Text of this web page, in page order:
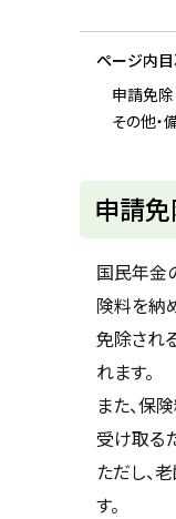
k
a
ページ内
申請免除
その他・
申請
国民年金
険料を納
免除され
れます。
また、保
受け取る
ただし、
す。